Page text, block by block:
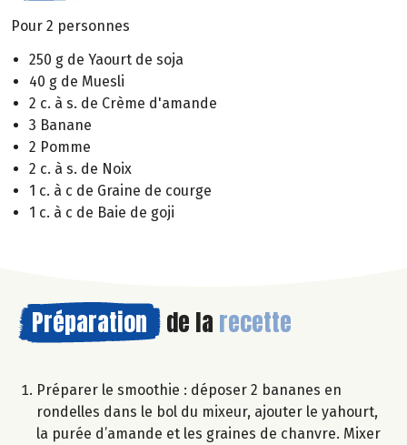
Pour 2 personnes
250 g de Yaourt de soja
40 g de Muesli
2 c. à s. de Crème d'amande
3 Banane
2 Pomme
2 c. à s. de Noix
1 c. à c de Graine de courge
1 c. à c de Baie de goji
Préparation de la recette
Préparer le smoothie : déposer 2 bananes en
rondelles dans le bol du mixeur, ajouter le yahourt,
la purée d’amande et les graines de chanvre. Mixer